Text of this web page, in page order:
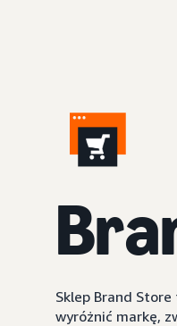
Sklep Brand
wyróżnić markę,